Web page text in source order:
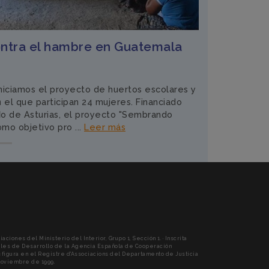
el hambre en Guatemala
el proyecto de huertos escolares y
el que participan 24 mujeres. Financiado
de Asturias, el proyecto "Sembrando
objetivo pro ... Leer más
del Ministerio del Interior, Grupo 1, Sección 1. · Inscrita
de Desarrollo de la Agencia Española de Cooperación
figura en el Registre d'Associacions del Departamento de Justicia
de 1999.